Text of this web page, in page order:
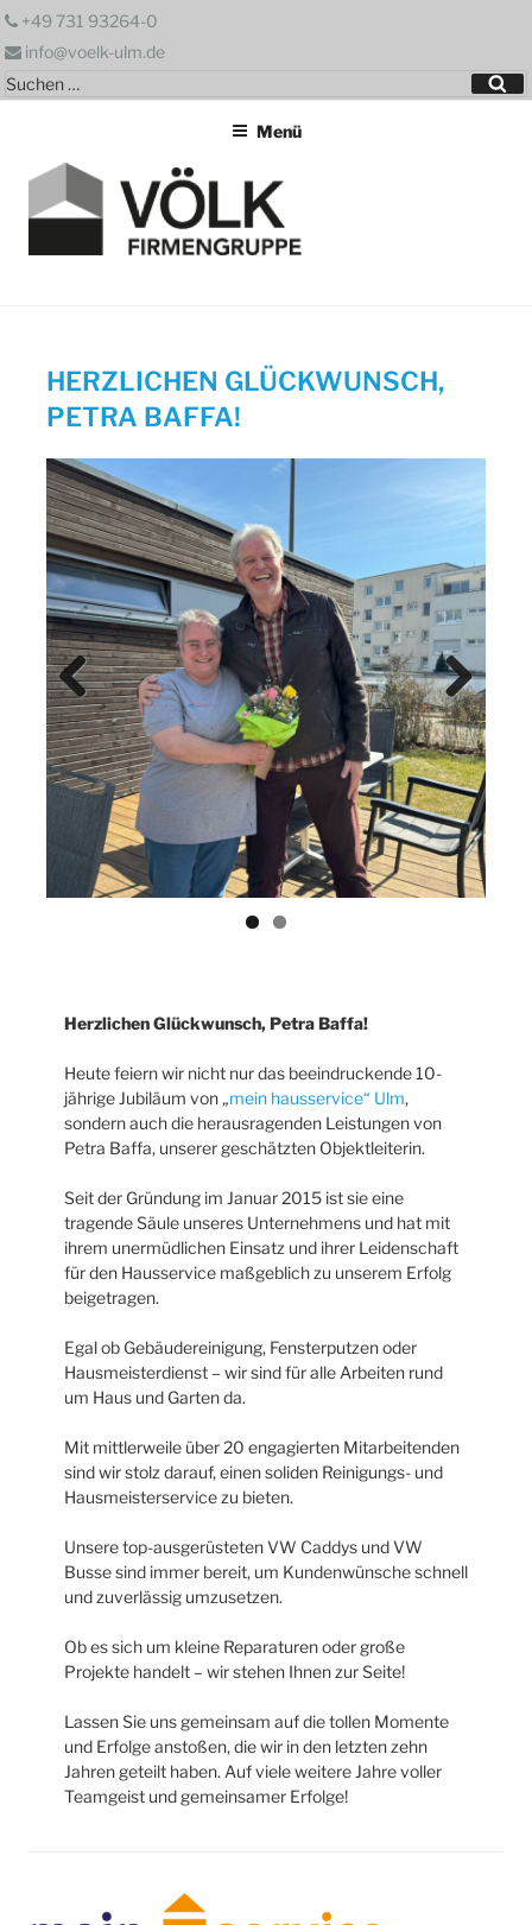
Zum
springen
+49 731 93264-0
info@voelk-ulm.de
Suchen
nach:
Menü
HERZLICHEN GLÜCKWUNSCH,
PETRA BAFFA!
Previ
ous
Next
Herzlichen Glückwunsch, Petra Baffa!
Heute feiern wir nicht nur das beeindruckende 10-
jährige Jubiläum von „mein hausservice“ Ulm,
sondern auch die herausragenden Leistungen von
Petra Baffa, unserer geschätzten Objektleiterin.
Seit der Gründung im Januar 2015 ist sie eine
tragende Säule unseres Unternehmens und hat mit
ihrem unermüdlichen Einsatz und ihrer Leidenschaft
für den Hausservice maßgeblich zu unserem Erfolg
beigetragen.
Egal ob Gebäudereinigung, Fensterputzen oder
Hausmeisterdienst – wir sind für alle Arbeiten rund
um Haus und Garten da.
Mit mittlerweile über 20 engagierten Mitarbeitenden
sind wir stolz darauf, einen soliden Reinigungs- und
Hausmeisterservice zu bieten.
Unsere top-ausgerüsteten VW Caddys und VW
Busse sind immer bereit, um Kundenwünsche schnell
und zuverlässig umzusetzen.
Ob es sich um kleine Reparaturen oder große
Projekte handelt – wir stehen Ihnen zur Seite!
Lassen Sie uns gemeinsam auf die tollen Momente
und Erfolge anstoßen, die wir in den letzten zehn
Jahren geteilt haben. Auf viele weitere Jahre voller
Teamgeist und gemeinsamer Erfolge!